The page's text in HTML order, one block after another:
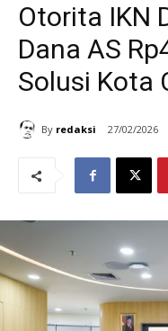
Otorita IKN
Dana AS
Solusi Kota
By redaksi 27/02/2026